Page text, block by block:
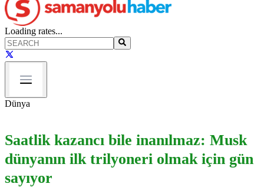
Loading rates...
Dünya
Saatlik kazancı bile inanılmaz: Musk
dünyanın ilk trilyoneri olmak için gün
sayıyor